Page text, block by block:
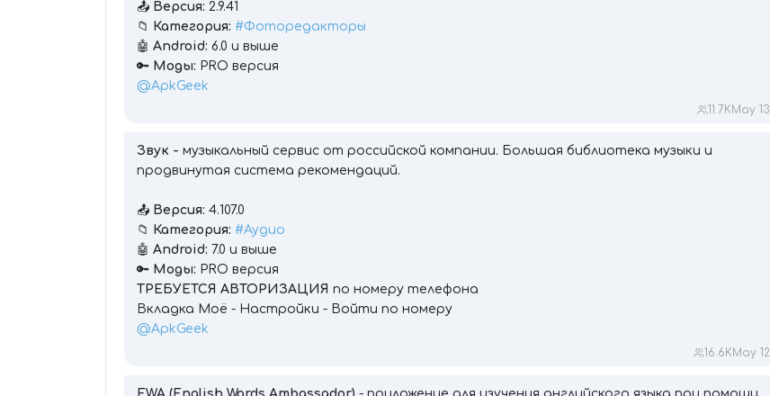
📤 Версия: 2.9.41
📁 Категория: #Фоторедакторы
🤖 Android: 6.0 и выше
🔑 Моды: PRO версия
@ApkGeek
11.7K May 13
Звук - музыкальный сервис от российской компании. Большая библиотека музыки и
продвинутая система рекомендаций.
📤 Версия: 4.107.0
📁 Категория: #Аудио
🤖 Android: 7.0 и выше
🔑 Моды: PRO версия
ТРЕБУЕТСЯ АВТОРИЗАЦИЯ по номеру телефона
Вкладка Моё - Настройки - Войти по номеру
@ApkGeek
16.6K May 12